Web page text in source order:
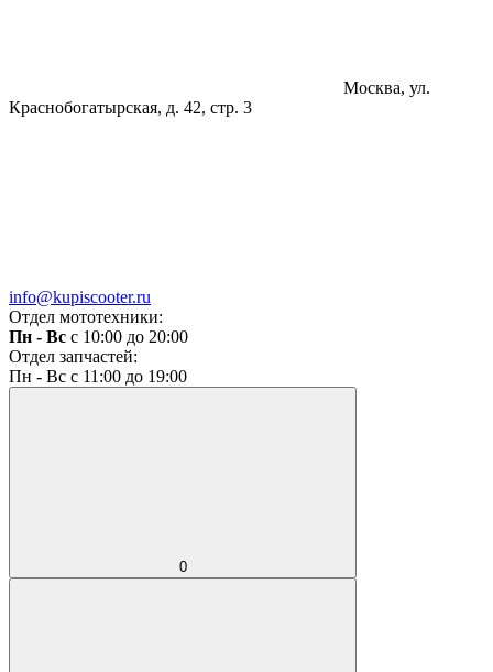
Москва, ул.
Краснобогатырская, д. 42, стр. 3
info@kupiscooter.ru
Отдел мототехники:
Пн - Вс с 10:00 до 20:00
Отдел запчастей:
Пн - Вс с 11:00 до 19:00
0